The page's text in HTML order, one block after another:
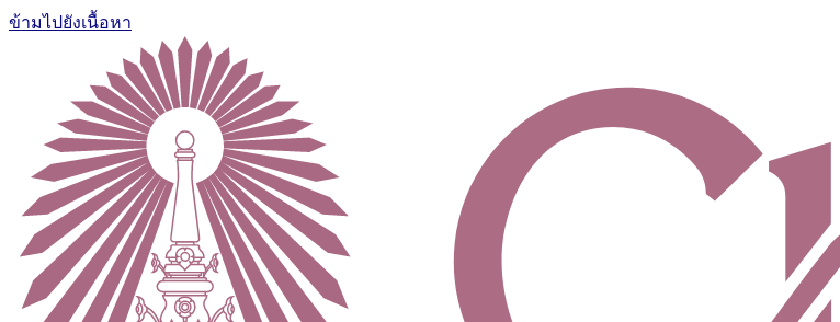
ข้ามไปยังเนื้อหา